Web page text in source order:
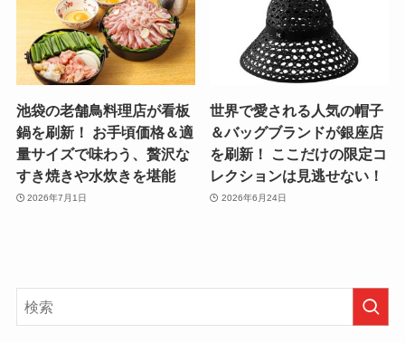
池袋の老舗鳥料理店が看板
鍋を刷新！ お手頃価格＆適
量サイズで味わう、贅沢な
すき焼きや水炊きを堪能
2026年7月1日
世界で愛される人気の帽子
＆バッグブランドが銀座店
を刷新！ ここだけの限定コ
レクションは見逃せない！
2026年6月24日